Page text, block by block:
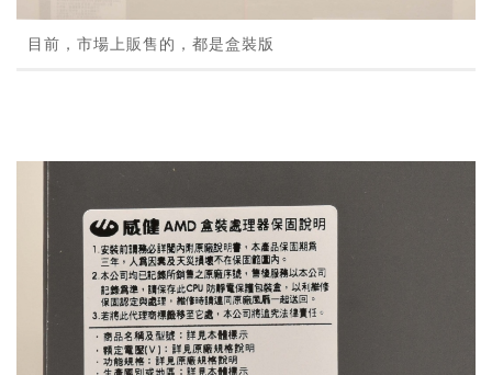
目前，市場上販售的，都是盒裝版